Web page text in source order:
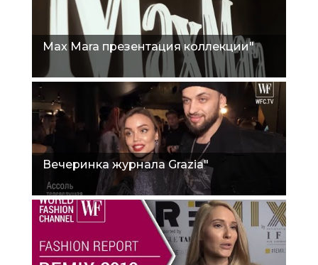
Max Mara презентация коллекции"
Вечеринка журнала Grazia"